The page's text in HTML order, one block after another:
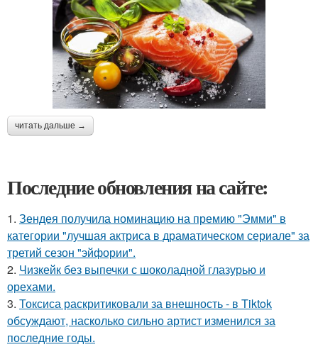
читать дальше →
Последние обновления на сайте:
1. Зендея получила номинацию на премию "Эмми" в
категории "лучшая актриса в драматическом сериале" за
третий сезон "эйфории".
2. Чизкейк без выпечки с шоколадной глазурью и
орехами.
3. Токсиса раскритиковали за внешность - в Tiktok
обсуждают, насколько сильно артист изменился за
последние годы.